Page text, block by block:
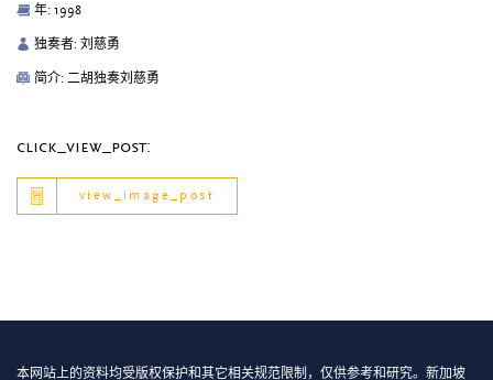
年: 1998
独奏者: 刘慈勇
简介: 二胡独奏刘慈勇
click_view_post:
view_image_post
本网站上的资料均受版权保护和其它相关规范限制，仅供参考和研究。新加坡